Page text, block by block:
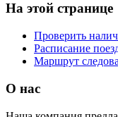
На этой странице
Проверить
Расписание
Маршрут
О нас